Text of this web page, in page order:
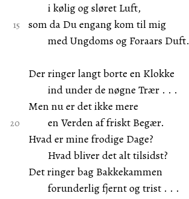
i kølig og sløret Luft,
som da Du engang kom til mig
med Ungdoms og Foraars Duft.
Der ringer langt borte en Klokke
ind under de nøgne Trær . . .
Men nu er det ikke mere
en Verden af friskt Begær.
Hvad er mine frodige Dage?
Hvad bliver det alt tilsidst?
Det ringer bag Bakkekammen
forunderlig fjernt og trist . . .